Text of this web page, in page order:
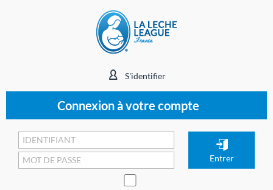
S'identifier
Connexion à votre compte